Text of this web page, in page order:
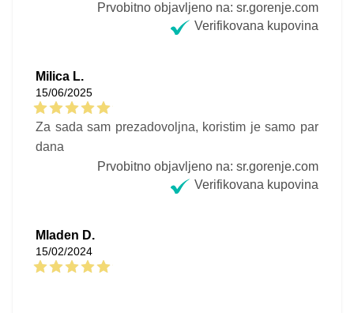
Prvobitno objavljeno na: sr.gorenje.com
Verifikovana kupovina
Milica L.
15/06/2025
Za sada sam prezadovoljna, koristim je samo par
dana
Prvobitno objavljeno na: sr.gorenje.com
Verifikovana kupovina
Mladen D.
15/02/2024